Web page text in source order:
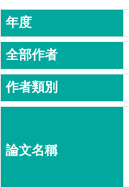
公
告
本
所
簡
本